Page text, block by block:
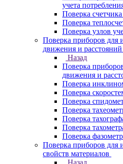
учета
Поверка
Поверка
Поверка узлов
Поверка приборов для
движения и расстояний
Назад
Поверка
движения и
Поверка
Поверка
Поверка
Поверка
Поверка
Поверка
Поверка
Поверка приборов для
свойств материалов
Назад